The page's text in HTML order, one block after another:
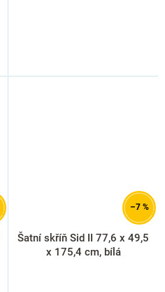
–7 %
Šatní skříň Sid II 77,6 x 49,5
x 175,4 cm, bílá